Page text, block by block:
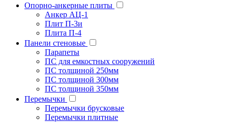
Опорно-анкерные плиты
Анкер АЦ-1
Плит П-3и
Плита П-4
Панели стеновые
Парапеты
ПС для емкостных сооружений
ПС толщиной 250мм
ПС толщиной 300мм
ПС толщиной 350мм
Перемычки
Перемычки брусковые
Перемычки плитные